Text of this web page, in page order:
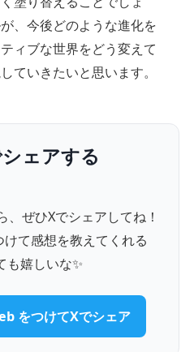
、今後どのような進化を
ィブな世界をどう変えて
ていきたいと思います。
ェアする
、ぜひXでシェアしてね！
て感想を教えてくれる
も嬉しいな✨
をつけてXでシェア